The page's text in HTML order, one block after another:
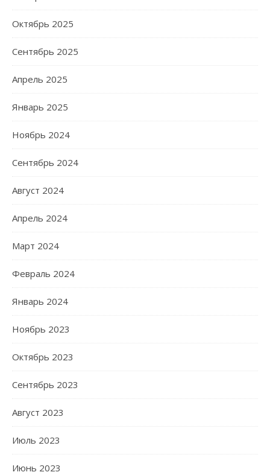
Октябрь 2025
Сентябрь 2025
Апрель 2025
Январь 2025
Ноябрь 2024
Сентябрь 2024
Август 2024
Апрель 2024
Март 2024
Февраль 2024
Январь 2024
Ноябрь 2023
Октябрь 2023
Сентябрь 2023
Август 2023
Июль 2023
Июнь 2023